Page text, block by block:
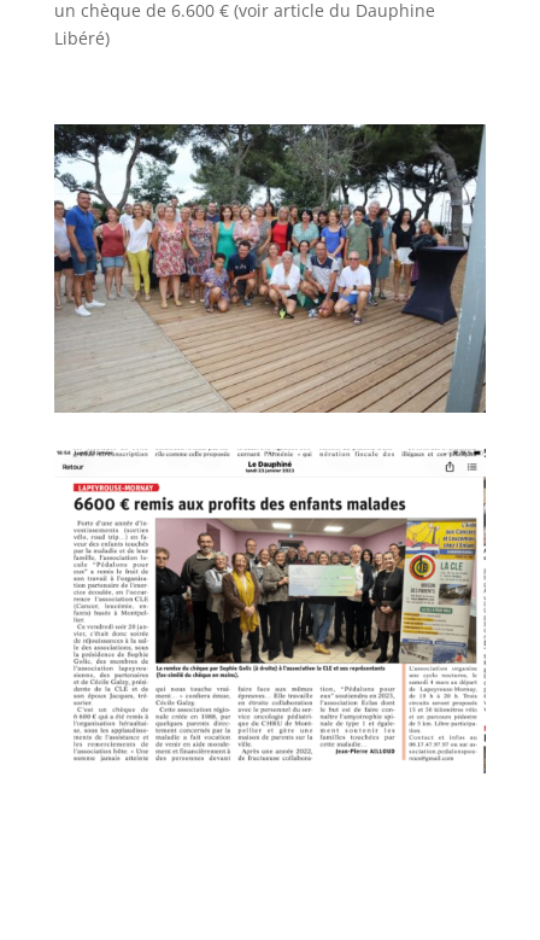
un chèque de 6.600 € (voir article du Dauphine
Libéré)